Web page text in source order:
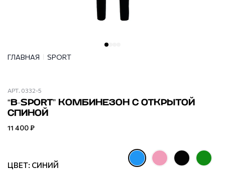
ГЛАВНАЯ SPORT
АРТ. 0332-5
“B-SPORT” КОМБИНЕЗОН С ОТКРЫТОЙ
СПИНОЙ
11 400 ₽
ЦВЕТ: СИНИЙ